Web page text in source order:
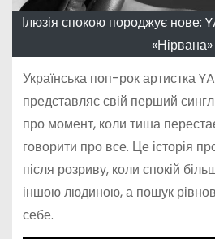
Ілюзія спокою породжує нове:
«Нірвана»
Українська поп-рок артистка
представляє свій перший
про момент, коли тиша
говорити про все. Це історія
після розриву, коли спокій
іншою людиною, а пошук
себе.